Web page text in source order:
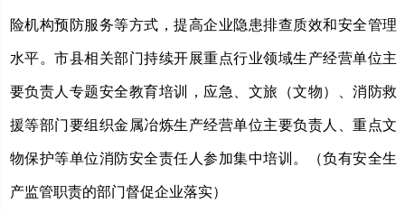
险机构预防服务等方式，提高企业隐患排查质效和安全管理
水平。市县相关部门持续开展重点行业领域生产经营单位主
要负责人专题安全教育培训，应急、文旅（文物）、消防救
援等部门要组织金属冶炼生产经营单位主要负责人、重点文
物保护等单位消防安全责任人参加集中培训。（负有安全生
产监管职责的部门督促企业落实）